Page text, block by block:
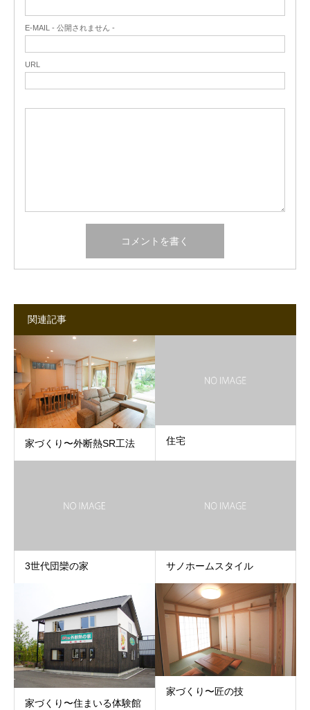
E-MAIL - 公開されません -
URL
関連記事
家づくり〜外断熱SR工法 住宅
3世代団欒の家 サノホームスタイル
家づくり〜住まいる体験館
家づくり〜匠の技